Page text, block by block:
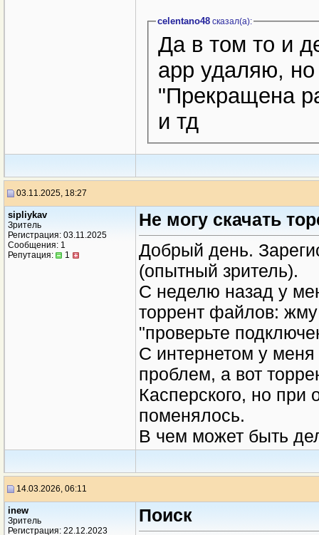
celentano48сказал(a):
Да в том то и
арр удаляю, но
"Прекращена
и тд
03.11.2025, 18:27
sipliykav
Зритель
Регистрация: 03.11.2025
Сообщения: 1
Репутация:
1
Не могу скачать
Добрый день.
(опытный зритель).
С неделю назад у
торрент файлов: жму
"проверьте
С интернетом у
проблем, а вот
Касперского, но при
поменялось.
В чем может быть
14.03.2026, 06:11
inew
Зритель
Регистрация: 22.12.2023
Поиск